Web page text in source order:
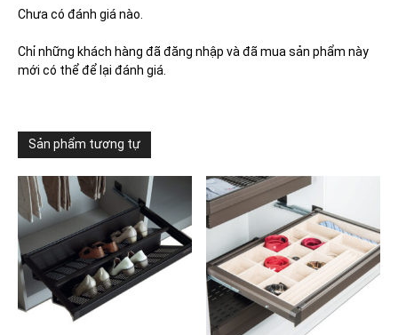
Chưa có đánh giá nào.
Chỉ những khách hàng đã đăng nhập và đã mua sản phẩm này
mới có thể để lại đánh giá.
Sản phẩm tương tự